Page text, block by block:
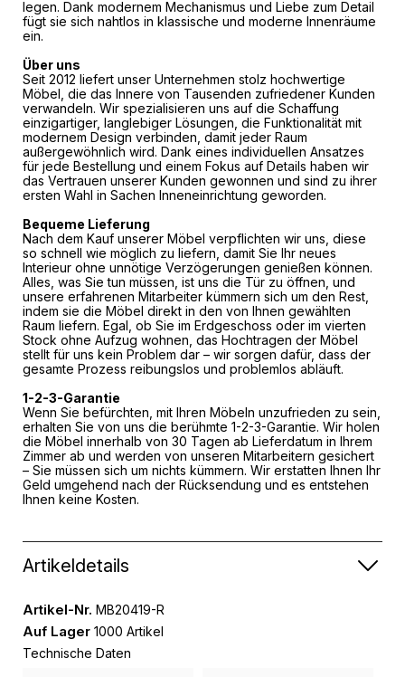
legen. Dank modernem Mechanismus und Liebe zum Detail
fügt sie sich nahtlos in klassische und moderne Innenräume
ein.
Über uns
Seit 2012 liefert unser Unternehmen stolz hochwertige
Möbel, die das Innere von Tausenden zufriedener Kunden
verwandeln. Wir spezialisieren uns auf die Schaffung
einzigartiger, langlebiger Lösungen, die Funktionalität mit
modernem Design verbinden, damit jeder Raum
außergewöhnlich wird. Dank eines individuellen Ansatzes
für jede Bestellung und einem Fokus auf Details haben wir
das Vertrauen unserer Kunden gewonnen und sind zu ihrer
ersten Wahl in Sachen Inneneinrichtung geworden.
Bequeme Lieferung
Nach dem Kauf unserer Möbel verpflichten wir uns, diese
so schnell wie möglich zu liefern, damit Sie Ihr neues
Interieur ohne unnötige Verzögerungen genießen können.
Alles, was Sie tun müssen, ist uns die Tür zu öffnen, und
unsere erfahrenen Mitarbeiter kümmern sich um den Rest,
indem sie die Möbel direkt in den von Ihnen gewählten
Raum liefern. Egal, ob Sie im Erdgeschoss oder im vierten
Stock ohne Aufzug wohnen, das Hochtragen der Möbel
stellt für uns kein Problem dar – wir sorgen dafür, dass der
gesamte Prozess reibungslos und problemlos abläuft.
1-2-3-Garantie
Wenn Sie befürchten, mit Ihren Möbeln unzufrieden zu sein,
erhalten Sie von uns die berühmte 1-2-3-Garantie. Wir holen
die Möbel innerhalb von 30 Tagen ab Lieferdatum in Ihrem
Zimmer ab und werden von unseren Mitarbeitern gesichert
– Sie müssen sich um nichts kümmern. Wir erstatten Ihnen Ihr
Geld umgehend nach der Rücksendung und es entstehen
Ihnen keine Kosten.
Artikeldetails
Artikel-Nr. MB20419-R
Auf Lager 1000 Artikel
Technische Daten